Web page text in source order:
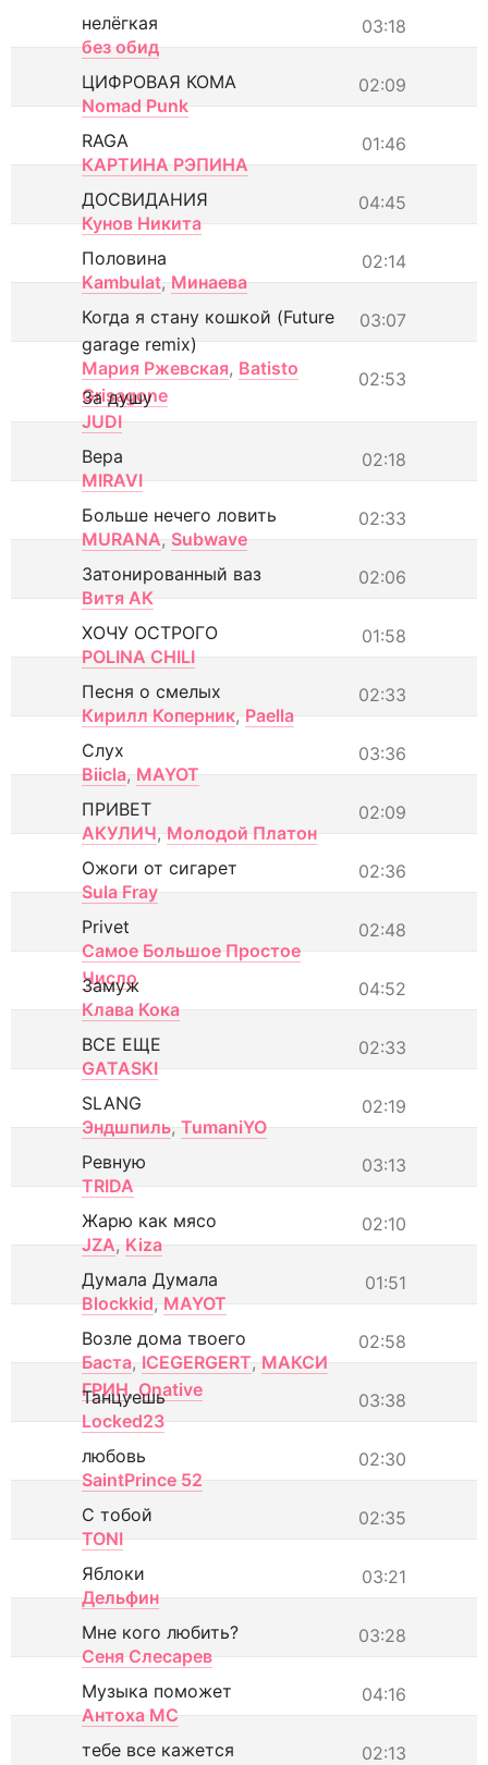
03:18
нелёгкая
без обид
02:09
ЦИФРОВАЯ КОМА
Nomad Punk
01:46
RAGA
КАРТИНА РЭПИНА
04:45
ДОСВИДАНИЯ
Кунов Никита
02:14
Половина
Kambulat, Минаева
03:07
Когда я стану кошкой (Future
garage remix)
Мария Ржевская, Batisto
Grisagone
02:53
За душу
JUDI
02:18
Вера
MIRAVI
02:33
Больше нечего ловить
MURANA, Subwave
02:06
Затонированный ваз
Витя АК
01:58
ХОЧУ ОСТРОГО
POLINA CHILI
02:33
Песня о смелых
Кирилл Коперник, Paella
03:36
Слух
Biicla, MAYOT
02:09
ПРИВЕТ
АКУЛИЧ, Молодой Платон
02:36
Ожоги от сигарет
Sula Fray
02:48
Privet
Самое Большое Простое
Число
04:52
Замуж
Клава Кока
02:33
ВСЕ ЕЩЕ
GATASKI
02:19
SLANG
Эндшпиль, TumaniYO
03:13
Ревную
TRIDA
02:10
Жарю как мясо
JZA, Kiza
01:51
Думала Думала
Blockkid, MAYOT
02:58
Возле дома твоего
Баста, ICEGERGERT, МАКСИ
ГРИН, Onative 03:38
Танцуешь
Locked23
02:30
любовь
SaintPrince 52
02:35
С тобой
TONI
03:21
Яблоки
Дельфин
03:28
Мне кого любить?
Сеня Слесарев
04:16
Музыка поможет
Антоха МС
02:13
тебе все кажется